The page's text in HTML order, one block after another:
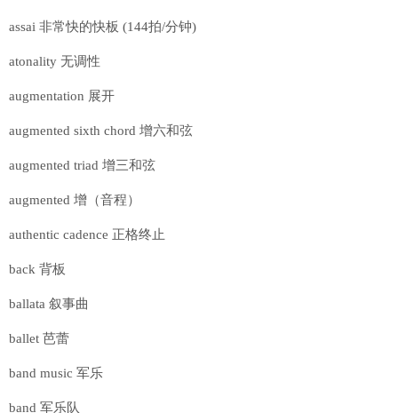
assai 非常快的快板 (144拍/分钟)
atonality 无调性
augmentation 展开
augmented sixth chord 增六和弦
augmented triad 增三和弦
augmented 增（音程）
authentic cadence 正格终止
back 背板
ballata 叙事曲
ballet 芭蕾
band music 军乐
band 军乐队